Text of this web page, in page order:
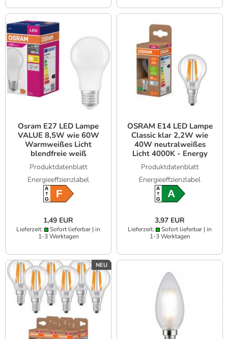
Osram E27 LED Lampe
VALUE 8,5W wie 60W
Warmweißes Licht
blendfreie weiß
mattierte Glühbirne
Produktdatenblatt
Energieeffzienzlabel
A
GF
1,49 EUR
Lieferzeit:
Sofort lieferbar | in
1-3 Werktagen
OSRAM E14 LED Lampe
Classic klar 2,2W wie
40W neutralweißes
Licht 4000K - Energy
efficiency class A
Produktdatenblatt
Energieeffzienzlabel
A
GA
3,97 EUR
Lieferzeit:
Sofort lieferbar | in
1-3 Werktagen
NEU